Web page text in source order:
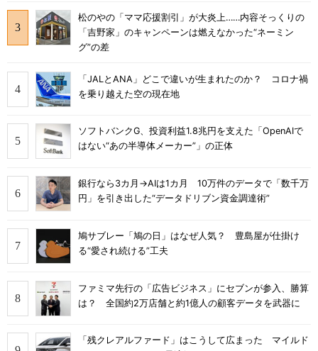
松のやの「ママ応援割引」が大炎上……内容そっくりの
「吉野家」のキャンペーンは燃えなかった“ネーミン
グ”の差
「JALとANA」どこで違いが生まれたのか？ コロナ禍
を乗り越えた空の現在地
ソフトバンクG、投資利益1.8兆円を支えた「OpenAIで
はない“あの半導体メーカー”」の正体
銀行なら3カ月→AIは1カ月 10万件のデータで「数千万
円」を引き出した“データドリブン資金調達術”
鳩サブレー「鳩の日」はなぜ人気？ 豊島屋が仕掛け
る“愛され続ける”工夫
ファミマ先行の「広告ビジネス」にセブンが参入、勝算
は？ 全国約2万店舗と約1億人の顧客データを武器に
「残クレアルファード」はこうして広まった マイルド